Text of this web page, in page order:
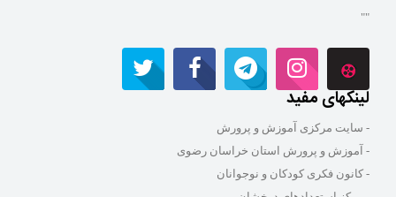
""
لینکهای مفید
- سایت مرکزی آموزش و پرورش
- آموزش و پرورش استان خراسان رضوی
- کانون فکری کودکان و نوجوانان